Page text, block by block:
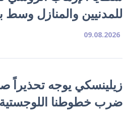
للمدنيين والمنازل وسط
09.08.2026
زيلينسكي يوجه تحذيراً
ضرب خطوطنا اللوجستية